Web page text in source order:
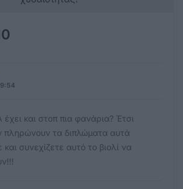
και στοπ πια φανάρια? Έτσι
πληρώνουν τα διπλώματα αυτά
συνεχίζετε αυτό το βιολί να